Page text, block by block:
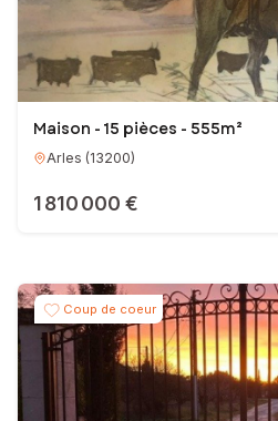
Maison - 15 pièces - 555m²
Arles (13200)
1 810 000 €
Coup de coeur